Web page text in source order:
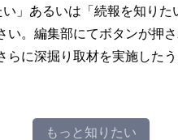
」あるいは「続報を知りた
。編集部にてボタンが押さ
らに深掘り取材を実施した
もっと知りたい